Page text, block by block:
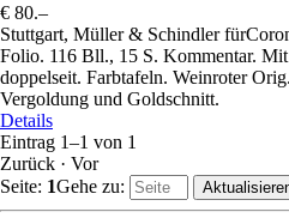
€ 80.–
Stuttgart, Müller & Schindler
Folio. 116 Bll., 15 S. Kommentar.
doppelseit. Farbtafeln. Weinroter
Vergoldung und Goldschnitt.
Details
Eintrag 1–1 von 1
Zurück · Vor
Seite: 1Gehe zu: